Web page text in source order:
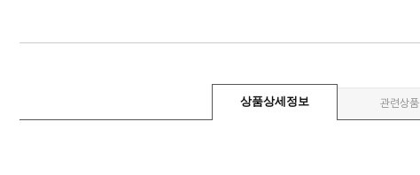
상품상세정보 관련상품